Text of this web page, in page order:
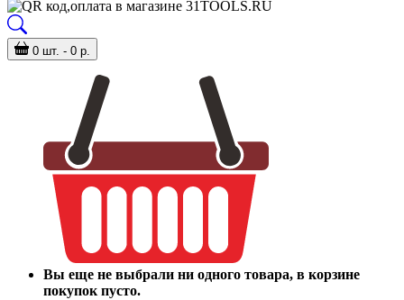
0 шт. - 0 р.
Вы еще не выбрали ни одного товара, в корзине
покупок пусто.